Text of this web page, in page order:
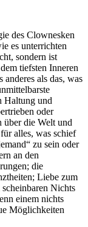
des Clownesken
es unterrichten
sondern ist
tiefsten Inneren
als das, was
Haltung und
oder
über die Welt und
alles, was schief
zu sein oder
an den
die
Liebe zum
Nichts
einem nichts
Möglichkeiten